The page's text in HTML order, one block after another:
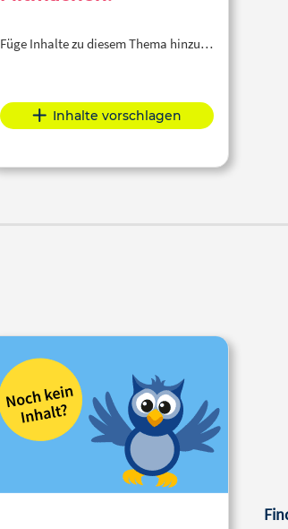
Füge Inhalte zu diesem Thema hinzu…
Inhalte vorschlagen